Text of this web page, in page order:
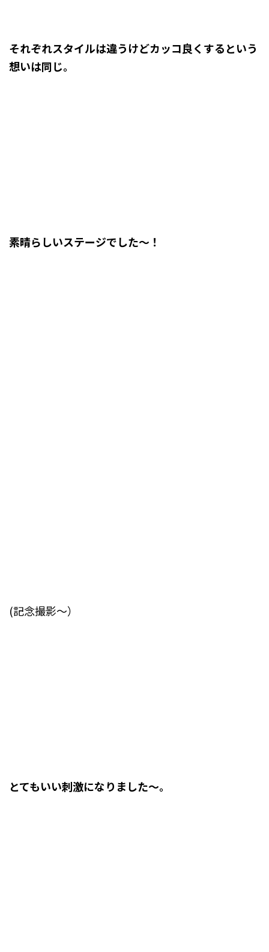
それぞれスタイルは違うけどカッコ良くするという
想いは同じ。
素晴らしいステージでした～！
(記念撮影～）
とてもいい刺激になりました～。